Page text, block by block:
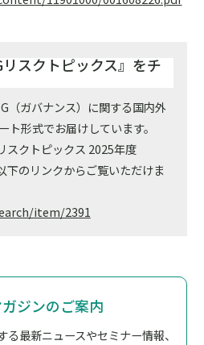
スクトピックス』をチ
（ガバナンス）に関する国内外
ト形式でお届けしています。
スクトピックス 2025年度
下のリンクからご覧いただけま
item/2391
ジンのご案内
最新ニュースやセミナー情報、